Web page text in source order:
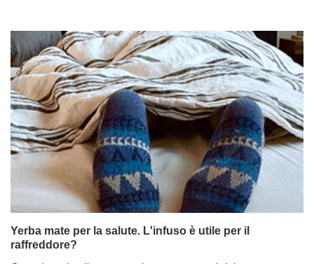
Yerba mate per la salute. L'infuso è utile per il
raffreddore?